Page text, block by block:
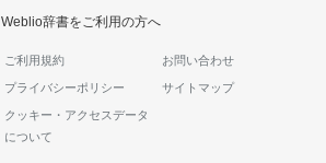
Weblio辞書をご利用の方へ
ご利用規約 お問い合わせ
プライバシーポリシー サイトマップ
クッキー・アクセスデータ
について